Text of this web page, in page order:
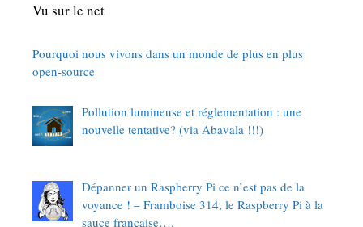
Vu sur le net
Pourquoi nous vivons dans un monde de plus en plus
open-source
Pollution lumineuse et réglementation : une
nouvelle tentative? (via Abavala !!!)
Dépanner un Raspberry Pi ce n’est pas de la
voyance ! – Framboise 314, le Raspberry Pi à la
sauce française….